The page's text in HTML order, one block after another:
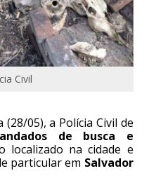
Civil
05), a Polícia Civil de
de busca e
localizado na cidade e
particular em Salvador